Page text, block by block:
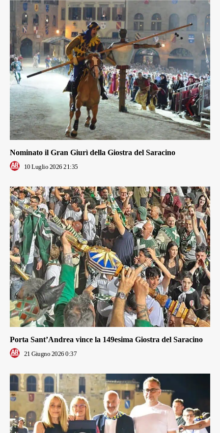
Nominato il Gran Giurì della Giostra del Saracino
10 Luglio 2026 21:35
Porta Sant’Andrea vince la 149esima Giostra del Saracino
21 Giugno 2026 0:37